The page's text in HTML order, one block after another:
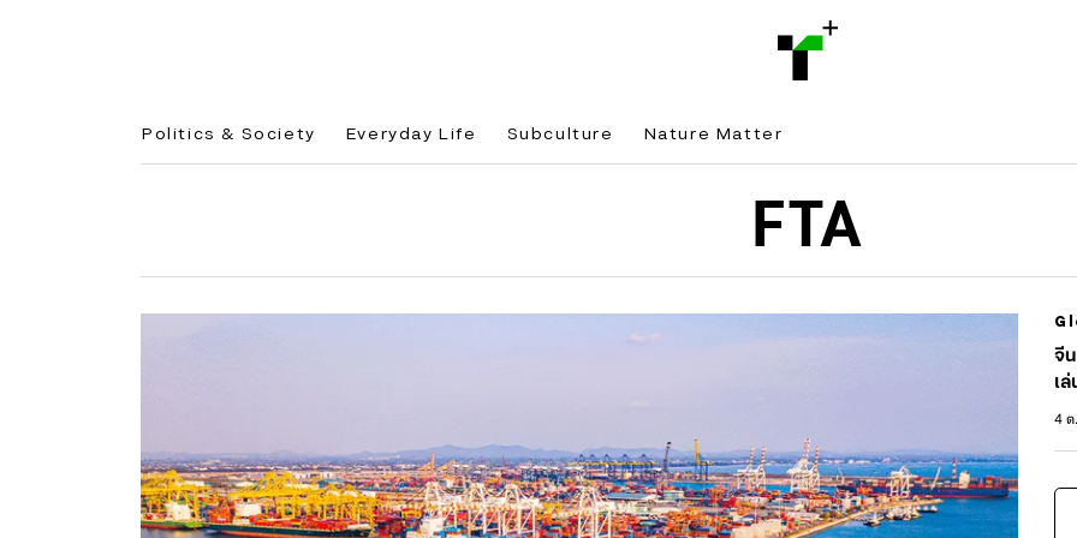
Politics & Society Everyday Life Subculture Nature Matter
FTA
จี
เ
อ
4